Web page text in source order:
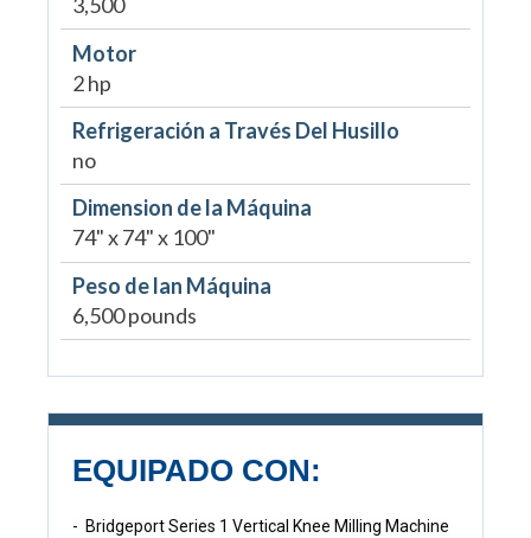
Motor
2 hp
Refrigeración a Través Del Husillo
no
Dimension de la Máquina
74" x 74" x 100"
Peso de lan Máquina
6,500 pounds
EQUIPADO CON:
- Bridgeport Series 1 Vertical Knee Milling Machine